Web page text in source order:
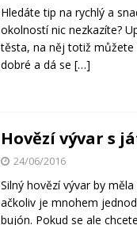
Hledáte tip na rychlý a
okolností nic nezkazíte?
těsta, na něj totiž
dobré a dá se […]
Hovězí vývar s
24/06/2016
Silný hovězí vývar by
ačkoliv je mnohem
bujón. Pokud se ale